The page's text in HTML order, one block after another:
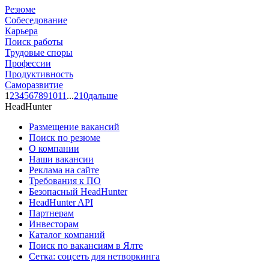
Резюме
Собеседование
Карьера
Поиск работы
Трудовые споры
Профессии
Продуктивность
Саморазвитие
1 234567891011 ...210дальше
HeadHunter
Размещение вакансий
Поиск по резюме
О компании
Наши вакансии
Реклама на сайте
Требования к ПО
Безопасный HeadHunter
HeadHunter API
Партнерам
Инвесторам
Каталог компаний
Поиск по вакансиям в Ялте
Сетка: соцсеть для нетворкинга